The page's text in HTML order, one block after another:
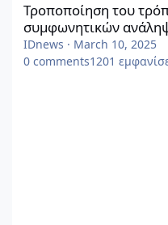
Τροποποίηση του
συμφωνητικών
IDnews · March 10, 2025
0 comments1201